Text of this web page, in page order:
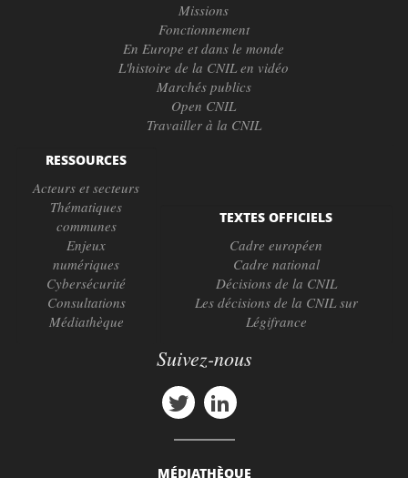
Missions
Fonctionnement
En Europe et dans le monde
L'histoire de la CNIL en vidéo
Marchés publics
Open CNIL
Travailler à la CNIL
RESSOURCES
Acteurs et secteurs
Thématiques
communes
Enjeux
numériques
Cybersécurité
Consultations
Médiathèque
TEXTES OFFICIELS
Cadre européen
Cadre national
Décisions de la CNIL
Les décisions de la CNIL sur
Légifrance
Suivez-nous
MÉDIATHÈQUE